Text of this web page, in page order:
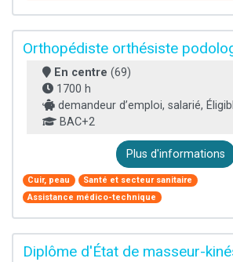
Orthopédiste orthésiste
En centre (69)
1700 h
demandeur d’emploi, salarié,
BAC+2
Plus d'informations
Cuir, peau
Santé et secteur sanitaire
Assistance médico-technique
Diplôme d'État de masseur-